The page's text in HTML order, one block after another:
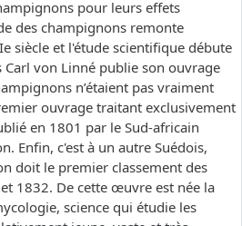
pour leurs effets
des champignons remonte
siècle et l'étude scientifique débute
von Linné publie son ouvrage
n’étaient pas vraiment
ouvrage traitant exclusivement
en 1801 par le Sud-africain
Enfin, c'est à un autre Suédois,
doit le premier classement des
1832. De cette œuvre est née la
science qui étudie les